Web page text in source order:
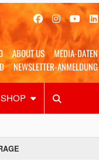
ABOUT US
MEDIA-DATEN
NEWSLETTER-ANMELDUNG
SHOP
Shop SUCHEN